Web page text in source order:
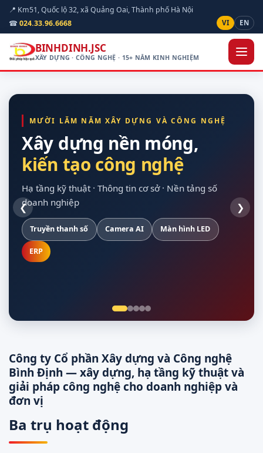
📍 Km51, Quốc lộ 32, xã Quảng Oai, Thành phố Hà Nội
☎ 024.33.96.6668 VI EN
BINHDINH.JSC
XÂY DỰNG · CÔNG NGHỆ · 15+ NĂM KINH NGHIỆM
MƯỜI LĂM NĂM XÂY DỰNG VÀ CÔNG NGHỆ
Xây dựng nền móng,
kiến tạo công nghệ
Hạ tầng kỹ thuật · Thông tin cơ sở · Nền tảng số
doanh nghiệp
Truyền thanh số Camera AI Màn hình LED
ERP
hạ tầng kỹ thuật
Xây dựng dân dụng Giao thông Nội thất
Điện mặt trời
quan sát được hiện
trường
Chuẩn Thông tư 24/2025
cho doanh nghiệp
Nền Odoo Hạ tầng máy chủ Sao lưu tự động
Tuỳ chỉnh theo nghiệp vụ
vòng đời dự án
Khảo sát trên bản đồ số Dự toán theo định mức
Bàn giao đủ tài liệu
❮ ❯
Công ty Cổ phần Xây dựng và Công nghệ
Bình Định — xây dựng, hạ tầng kỹ thuật và
giải pháp công nghệ cho doanh nghiệp và
đơn vị
Ba trụ hoạt động